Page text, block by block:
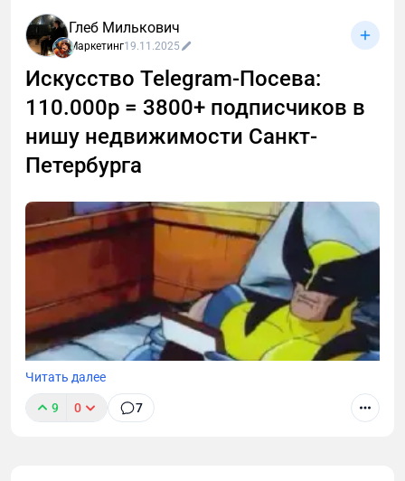
Глеб Милькович
Маркетинг19.11.2025
Искусство Telegram-Посева:
110.000р = 3800+ подписчиков в
нишу недвижимости Санкт-
Петербурга
Читать далее
9 0 7